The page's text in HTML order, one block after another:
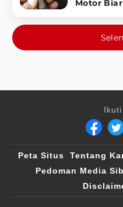
Motor
Peta Situs Tentang
Pedoman Media